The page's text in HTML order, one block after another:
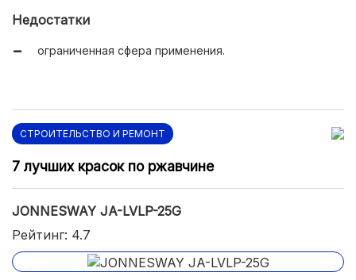
Недостатки
ограниченная сфера применения.
СТРОИТЕЛЬСТВО И РЕМОНТ
7 лучших красок по ржавчине
JONNESWAY JA-LVLP-25G
Рейтинг: 4.7